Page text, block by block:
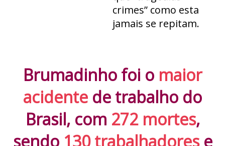
crimes” como esta
jamais se repitam.
Brumadinho foi o maior
acidente de trabalho do
Brasil, com 272 mortes,
sendo 130 trabalhadorese